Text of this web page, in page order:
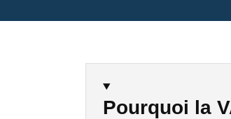
Pourquoi la